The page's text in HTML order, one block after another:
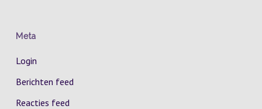
Meta
Login
Berichten feed
Reacties feed